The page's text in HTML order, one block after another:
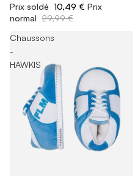
Prix soldé 10,49 € Prix
normal 29,99 €
Chaussons
-
HAWKIS